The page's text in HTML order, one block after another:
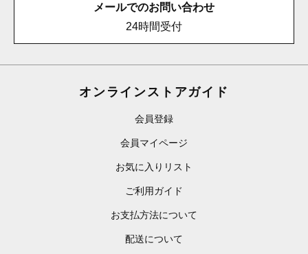
メールでのお問い合わせ
24時間受付
オンラインストアガイド
会員登録
会員マイページ
お気に入りリスト
ご利用ガイド
お支払方法について
配送について